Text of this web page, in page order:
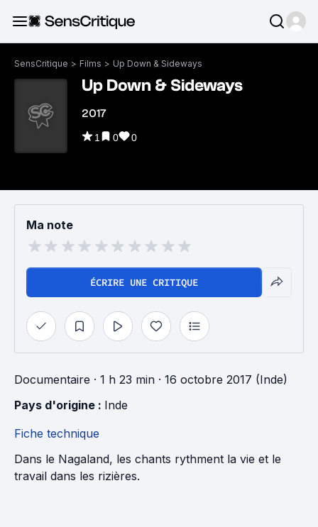
SensCritique > Films > Up Down & Sideways
Up Down & Sideways
2017
1 0 0
Ma note
ÉCRIRE UNE CRITIQUE
Documentaire · 1 h 23 min · 16 octobre 2017 (Inde)
Pays d'origine : Inde
Fiche technique
Dans le Nagaland, les chants rythment la vie et le
travail dans les rizières.